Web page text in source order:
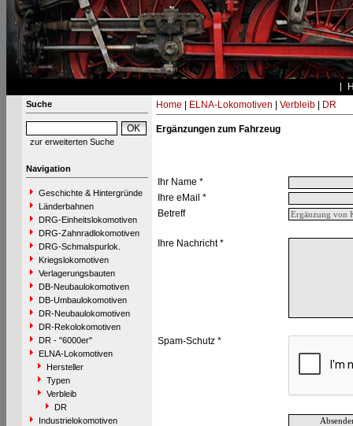
Suche
zur erweiterten Suche
Navigation
Geschichte & Hintergründe
Länderbahnen
DRG-Einheitslokomotiven
DRG-Zahnradlokomotiven
DRG-Schmalspurlok.
Kriegslokomotiven
Verlagerungsbauten
DB-Neubaulokomotiven
DB-Umbaulokomotiven
DR-Neubaulokomotiven
DR-Rekolokomotiven
DR - "6000er"
ELNA-Lokomotiven
Hersteller
Typen
Verbleib
DR
Industrielokomotiven
Home ELNA-Lokomotiven Verbleib| DR
Ergänzungen zum Fahrzeug
Ihr Name *
Ihre eMail *
Betreff
Ihre Nachricht *
Spam-Schutz *